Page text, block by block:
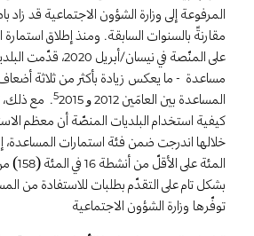
المرفوعة إلى وزارة الشؤون الاجتماعية قد زاد
مقارنةً بالسنوات السابقة. ومنذ إطلاق
على المنّصة في نيسان/أبريل 2020، قدّمت
مساعدة - ما يعكس زيادة بأكثر من ثلاثة
المساعدة بين العامَين 2012و 52015 . مع
كيفية استخدام البلديات المنصّة أن معظم
خلالها اندرجت ضمن فئة استمارات المساعدة،
المئة على الأقلّ من أنشطة 16 في المئة (158
)
بشكل تام على التقدّم بطلبات للاستفادة من
توفّرها وزارة الشؤون الاجتماعية